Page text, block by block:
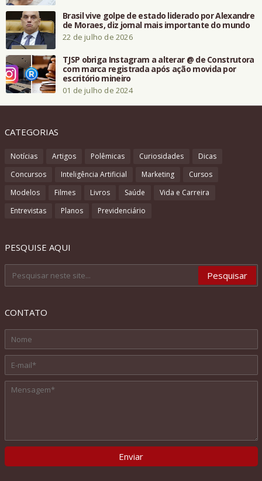
Brasil vive golpe de estado liderado por Alexandre
de Moraes, diz jornal mais importante do mundo
22 de julho de 2026
TJSP obriga Instagram a alterar @ de Construtora
com marca registrada após ação movida por
escritório mineiro
01 de julho de 2024
CATEGORIAS
Notícias Artigos Polêmicas Curiosidades
Dicas
Concursos
Inteligência Artificial Marketing
Cursos
Modelos
Filmes Livros Saúde
Vida e Carreira
Entrevistas
Planos Previdenciário
PESQUISE AQUI
CONTATO